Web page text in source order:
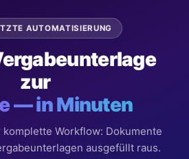
AUTOMATISIERUNG
zur
— in Minuten
Workflow: Dokumente
ausgefüllt raus.